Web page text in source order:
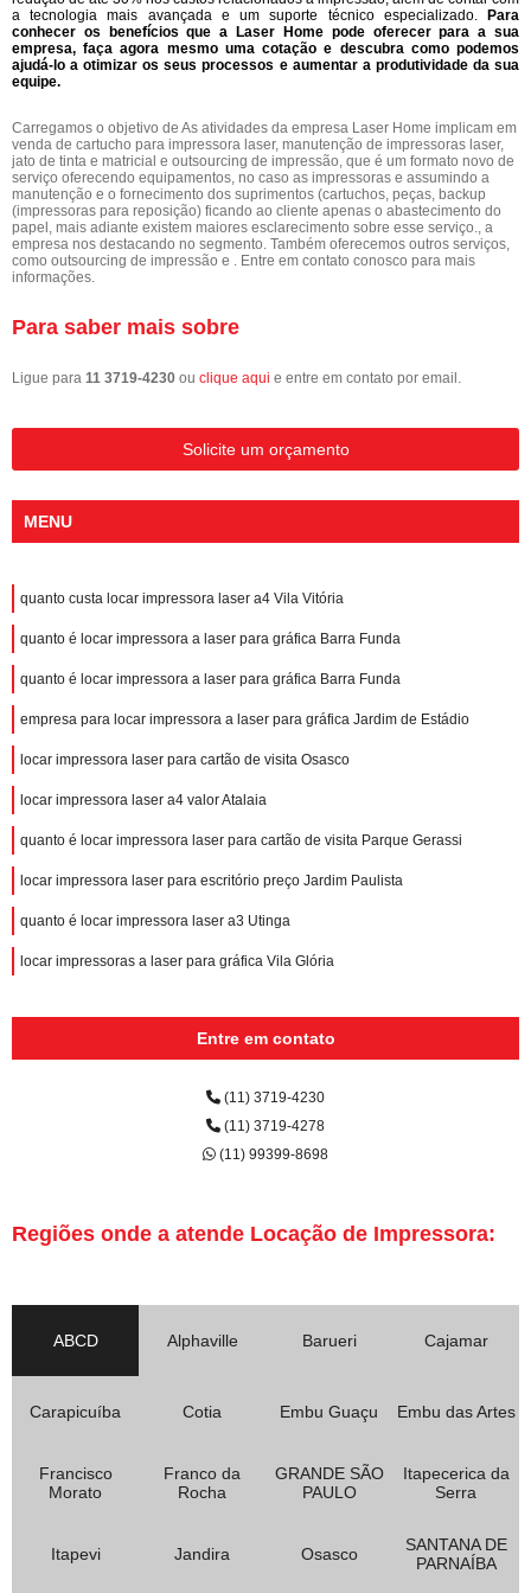
a tecnologia mais avançada e um suporte técnico especializado. Para
conhecer os benefícios que a Laser Home pode oferecer para a sua
empresa, faça agora mesmo uma cotação e descubra como podemos
ajudá-lo a otimizar os seus processos e aumentar a produtividade da sua
equipe.
Carregamos o objetivo de As atividades da empresa Laser Home implicam em
venda de cartucho para impressora laser, manutenção de impressoras laser,
jato de tinta e matricial e outsourcing de impressão, que é um formato novo de
serviço oferecendo equipamentos, no caso as impressoras e assumindo a
manutenção e o fornecimento dos suprimentos (cartuchos, peças, backup
(impressoras para reposição) ficando ao cliente apenas o abastecimento do
papel, mais adiante existem maiores esclarecimento sobre esse serviço., a
empresa nos destacando no segmento. Também oferecemos outros serviços,
como outsourcing de impressão e . Entre em contato conosco para mais
informações.
Para saber mais sobre
Ligue para 11 3719-4230 ou clique aqui e entre em contato por email.
Solicite um orçamento
MENU
quanto custa locar impressora laser a4 Vila Vitória
quanto é locar impressora a laser para gráfica Barra Funda
quanto é locar impressora a laser para gráfica Barra Funda
empresa para locar impressora a laser para gráfica Jardim de Estádio
locar impressora laser para cartão de visita Osasco
locar impressora laser a4 valor Atalaia
quanto é locar impressora laser para cartão de visita Parque Gerassi
locar impressora laser para escritório preço Jardim Paulista
quanto é locar impressora laser a3 Utinga
locar impressoras a laser para gráfica Vila Glória
Entre em contato
(11) 3719-4230
(11) 3719-4278
(11) 99399-8698
Regiões onde a atende Locação de Impressora:
ABCD Alphaville Barueri Cajamar
Carapicuíba Cotia Embu Guaçu Embu das Artes
Francisco
Morato
Franco da
Rocha
GRANDE SÃO
PAULO
Itapecerica da
Serra
Itapevi Jandira Osasco
SANTANA DE
PARNAÍBA